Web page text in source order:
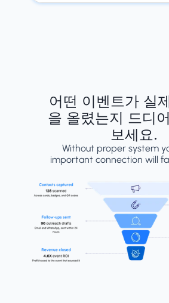
어떤 이벤트가 실
을 올렸는지 드디
보세요.
Without proper system
important connection will